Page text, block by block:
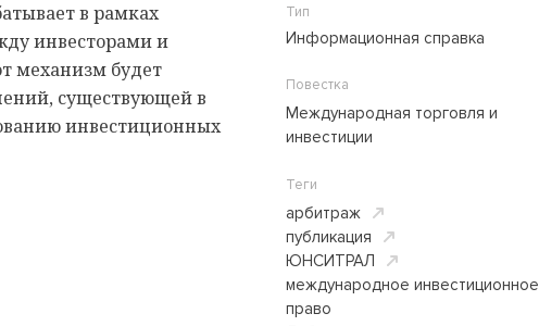
в рамках
инвесторами и
механизм будет
существующей в
инвестиционных
Тип
Информационная справка
Повестка
Международная торговля и
инвестиции
Теги
арбитраж
публикация
ЮНСИТРАЛ
международное инвестиционное
право